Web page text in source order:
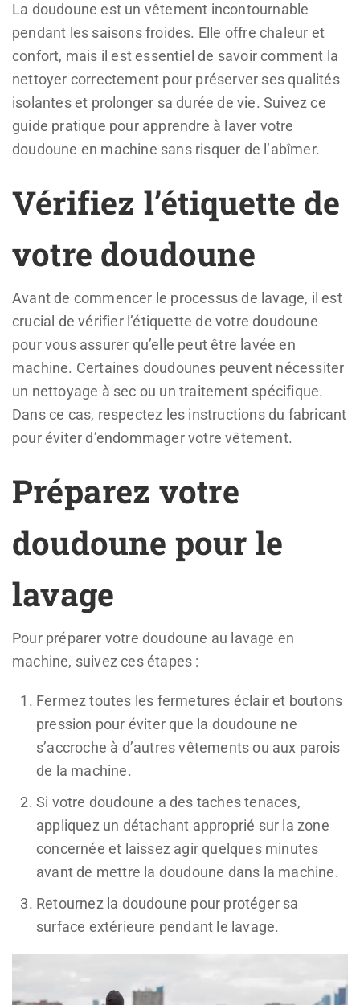
La doudoune est un vêtement incontournable
pendant les saisons froides. Elle offre chaleur et
confort, mais il est essentiel de savoir comment la
nettoyer correctement pour préserver ses qualités
isolantes et prolonger sa durée de vie. Suivez ce
guide pratique pour apprendre à laver votre
doudoune en machine sans risquer de l’abîmer.
Vérifiez l’étiquette de
votre doudoune
Avant de commencer le processus de lavage, il est
crucial de vérifier l’étiquette de votre doudoune
pour vous assurer qu’elle peut être lavée en
machine. Certaines doudounes peuvent nécessiter
un nettoyage à sec ou un traitement spécifique.
Dans ce cas, respectez les instructions du fabricant
pour éviter d’endommager votre vêtement.
Préparez votre
doudoune pour le
lavage
Pour préparer votre doudoune au lavage en
machine, suivez ces étapes :
Fermez toutes les fermetures éclair et boutons
pression pour éviter que la doudoune ne
s’accroche à d’autres vêtements ou aux parois
de la machine.
Si votre doudoune a des taches tenaces,
appliquez un détachant approprié sur la zone
concernée et laissez agir quelques minutes
avant de mettre la doudoune dans la machine.
Retournez la doudoune pour protéger sa
surface extérieure pendant le lavage.